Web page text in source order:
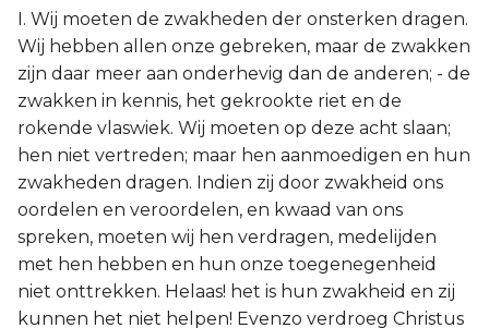
I. Wij moeten de zwakheden der onsterken dragen.
Wij hebben allen onze gebreken, maar de zwakken
zijn daar meer aan onderhevig dan de anderen; - de
zwakken in kennis, het gekrookte riet en de
rokende vlaswiek. Wij moeten op deze acht slaan;
hen niet vertreden; maar hen aanmoedigen en hun
zwakheden dragen. Indien zij door zwakheid ons
oordelen en veroordelen, en kwaad van ons
spreken, moeten wij hen verdragen, medelijden
met hen hebben en hun onze toegenegenheid
niet onttrekken. Helaas! het is hun zwakheid en zij
kunnen het niet helpen! Evenzo verdroeg Christus